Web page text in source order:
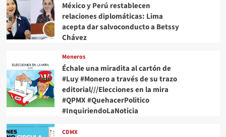
México y Perú restablecen
relaciones diplomáticas: Lima
acepta dar salvoconducto a Betssy
Chávez
Moneros
Échale una miradita al cartón de
#Luy #Monero a través de su trazo
editorial///Elecciones en la mira
#QPMX #QuehacerPolitico
#InquiriendoLaNoticia
CDMX